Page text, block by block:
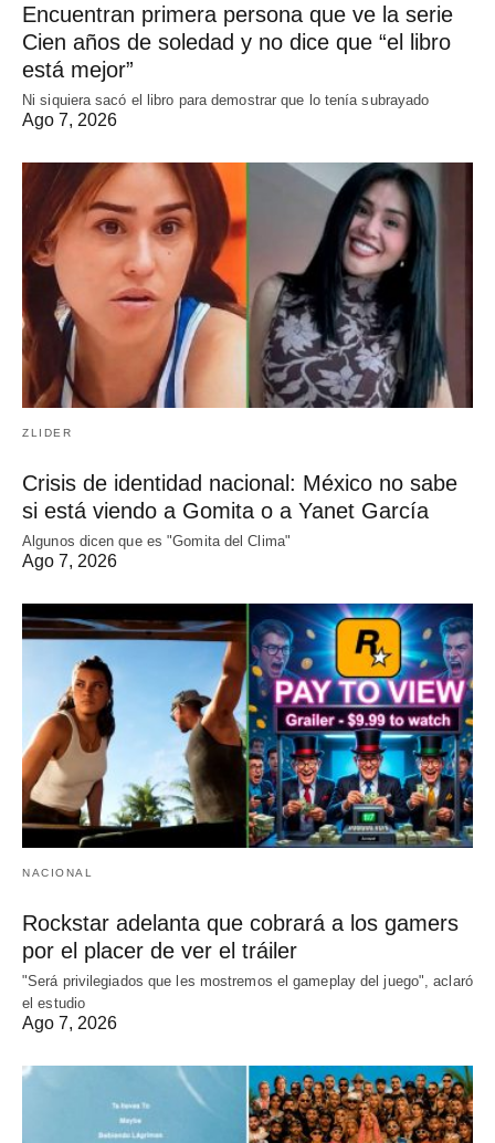
Encuentran primera persona que ve la serie
Cien años de soledad y no dice que “el libro
está mejor”
Ni siquiera sacó el libro para demostrar que lo tenía subrayado
Ago 7, 2026
ZLIDER
Crisis de identidad nacional: México no sabe
si está viendo a Gomita o a Yanet García
Algunos dicen que es "Gomita del Clima"
Ago 7, 2026
NACIONAL
Rockstar adelanta que cobrará a los gamers
por el placer de ver el tráiler
"Será privilegiados que les mostremos el gameplay del juego", aclaró
el estudio
Ago 7, 2026